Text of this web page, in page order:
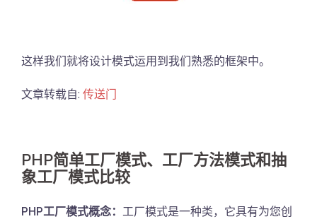
这样我们就将设计模式运用到我们熟悉的框架中。
文章转载自: 传送门
PHP简单工厂模式、工厂方法模式和抽
象工厂模式比较
PHP工厂模式概念： 工厂模式是一种类，它具有为您创